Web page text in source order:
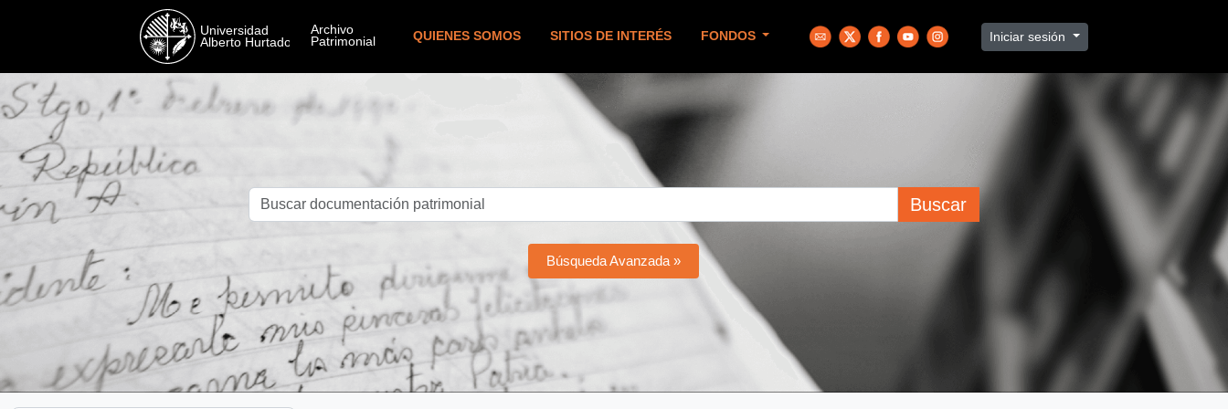
QUIENES SOMOS SITIOS DE INTERÉS FONDOS Iniciar sesión
Buscar
Búsqueda Avanzada »